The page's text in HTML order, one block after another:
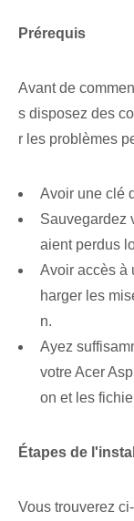
Prérequis
Avant de
s disposez des
r les problèmes
Avoir une clé
Sauvegardez
aient perdus
Avoir accès à
harger les
n.
Ayez
votre Acer
on et les
Étapes de
Vous trouverez